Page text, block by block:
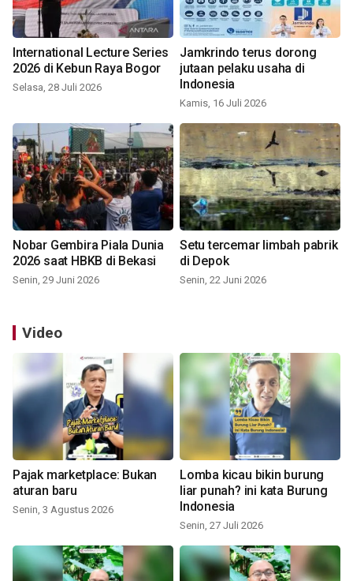
International Lecture Series
2026 di Kebun Raya Bogor
Selasa, 28 Juli 2026
Jamkrindo terus dorong
jutaan pelaku usaha di
Indonesia
Kamis, 16 Juli 2026
Nobar Gembira Piala Dunia
2026 saat HBKB di Bekasi
Senin, 29 Juni 2026
Setu tercemar limbah pabrik
di Depok
Senin, 22 Juni 2026
Video
Pajak marketplace: Bukan
aturan baru
Senin, 3 Agustus 2026
Lomba kicau bikin burung
liar punah? ini kata Burung
Indonesia
Senin, 27 Juli 2026